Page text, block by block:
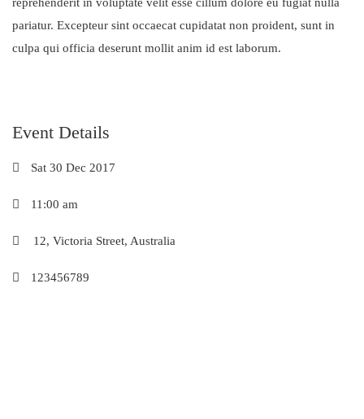
pariatur. Excepteur sint occaecat cupidatat non proident, sunt in
culpa qui officia deserunt mollit anim id est laborum.
Event Details
Sat 30 Dec 2017
11:00 am
12, Victoria Street, Australia
123456789